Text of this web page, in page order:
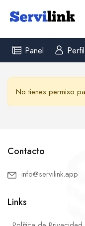
Panel Perfil
No tienes permiso
Contacto
info@servilink.app
Links